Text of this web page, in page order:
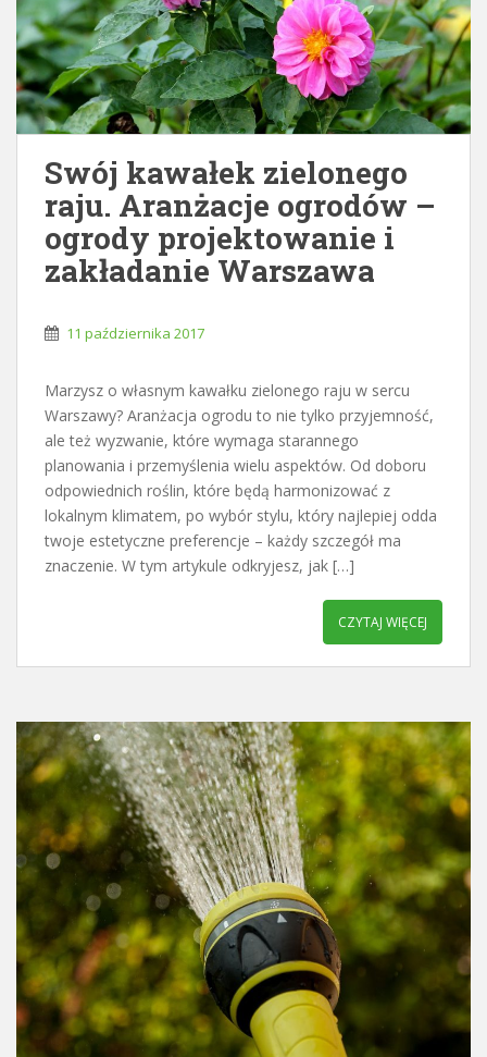
Swój kawałek zielonego
raju. Aranżacje ogrodów –
ogrody projektowanie i
zakładanie Warszawa
11 października 2017
Marzysz o własnym kawałku zielonego raju w sercu
Warszawy? Aranżacja ogrodu to nie tylko przyjemność,
ale też wyzwanie, które wymaga starannego
planowania i przemyślenia wielu aspektów. Od doboru
odpowiednich roślin, które będą harmonizować z
lokalnym klimatem, po wybór stylu, który najlepiej odda
twoje estetyczne preferencje – każdy szczegół ma
znaczenie. W tym artykule odkryjesz, jak […]
CZYTAJ WIĘCEJ